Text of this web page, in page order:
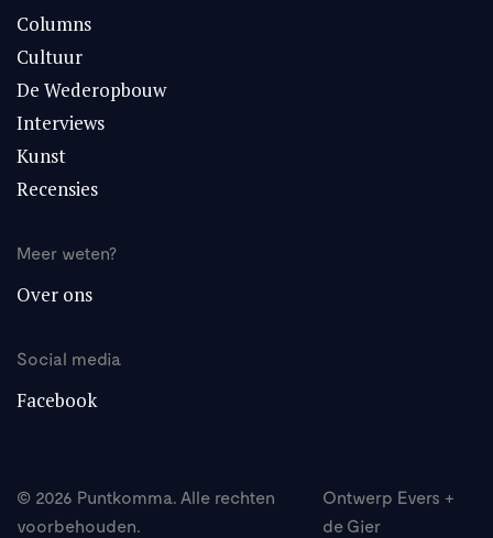
Columns
Cultuur
De Wederopbouw
Interviews
Kunst
Recensies
Meer weten?
Over ons
Social media
Facebook
© 2026 Puntkomma. Alle rechten
voorbehouden.
Ontwerp Evers +
de Gier